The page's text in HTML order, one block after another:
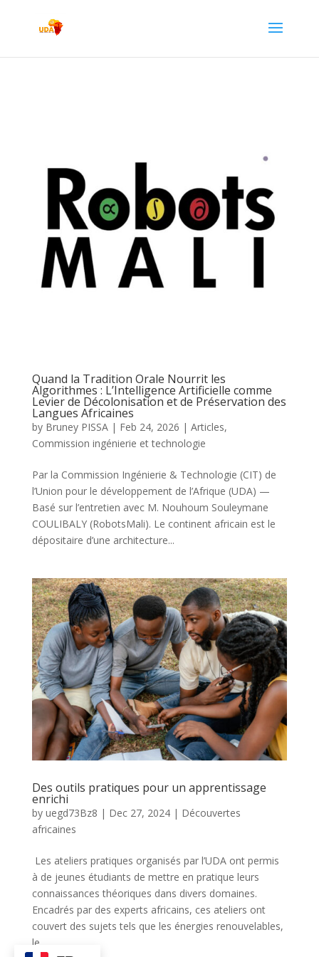
Quand la Tradition Orale Nourrit les
Algorithmes : L’Intelligence Artificielle comme
Levier de Décolonisation et de Préservation des
Langues Africaines
by Bruney PISSA| Feb 24, 2026 | Articles,
Commission ingénierie et technologie
Par la Commission Ingénierie & Technologie (CIT) de
l’Union pour le développement de l’Afrique (UDA) —
Basé sur l’entretien avec M. Nouhoum Souleymane
COULIBALY (RobotsMali). Le continent africain est le
dépositaire d’une architecture...
Des outils pratiques pour un apprentissage
enrichi
by uegd73Bz8 | Dec 27, 2024| ⁠Découvertes
africaines
Les ateliers pratiques organisés par l’UDA ont permis
à de jeunes étudiants de mettre en pratique leurs
connaissances théoriques dans divers domaines.
Encadrés par des experts africains, ces ateliers ont
couvert des sujets tels que les énergies renouvelables,
le...